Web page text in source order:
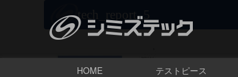
HOME テストピース
tech_report_5